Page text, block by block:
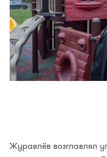
Журавлёв возглавлял